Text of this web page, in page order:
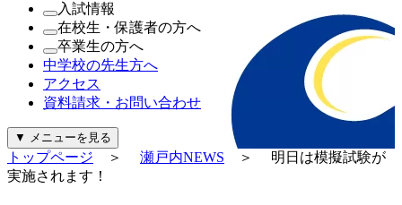
施設紹介
寄付金について
一般事業主行動計画及び公表内容
探究コース
（2年次・3年次）
理系探究コース
文系探究コース
進路探究コース
（新設）
ビューティースタイリストコース
年間行事
公開行事日程
クラブ活動
生徒会活動
進路実績
進路指導
入試情報
公開行事日程
生徒募集要項
過去問題（PDF）
パンフレット
在校生・保護者の方へ
就学支援金・軽減補助金について
広島県私学関連予算について
奨学金について
給付金について
診断・勉強・情報・知る
行事カレンダー
公式Instagram
公式Facebook
卒業生の方へ
証明書の発行について
中学校の先生方へ
アクセス
資料請求・お問い合わせ
▼ メニューを見る
トップページ ＞ 瀬戸内NEWS ＞ 明日は模擬試験が
実施されます！